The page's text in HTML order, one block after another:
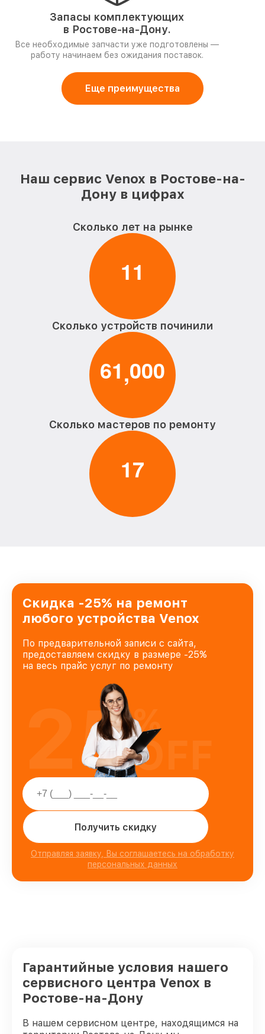
Запасы комплектующих
в Ростове-на-Дону.
Все необходимые запчасти уже подготовлены —
работу начинаем без ожидания поставок.
Еще преимущества
Наш сервис Venox в Ростове-на-
Дону в цифрах
Сколько лет на рынке
11
Сколько устройств починили
61,000
Сколько мастеров по ремонту
17
Скидка -25% на ремонт
любого устройства Venox
По предварительной записи с сайта,
предоставляем скидку в размере -25%
на весь прайс услуг по ремонту
Получить скидку
Отправляя заявку, Вы соглашаетесь на обработку
персональных данных
25%
OFF
Гарантийные условия нашего
сервисного центра Venox в
Ростове-на-Дону
В нашем сервисном центре, находящимся на